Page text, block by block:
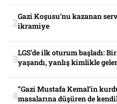
Gazi Koşusu’nu kazanan
ikramiye
LGS’de ilk oturum başladı:
yaşandı, yanlış kimlikle
“Gazi Mustafa Kemal’in
masalarına düşüren de